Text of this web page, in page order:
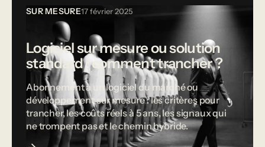
SUR MESURE17 février 2025
Logiciel sur mesure ou solution
standard : comment trancher ?
Abonnement à un logiciel du marché ou
développement sur mesure : les critères pour
trancher, les coûts réels à 5 ans, les signaux qui
ne trompent pas et le chemin hybride.